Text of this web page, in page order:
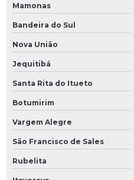
Mamonas
Bandeira do Sul
Nova União
Jequitibá
Santa Rita do Itueto
Botumirim
Vargem Alegre
São Francisco de Sales
Rubelita